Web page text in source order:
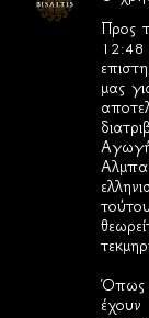
Προς
12:48
μας
Όπως
έχουν